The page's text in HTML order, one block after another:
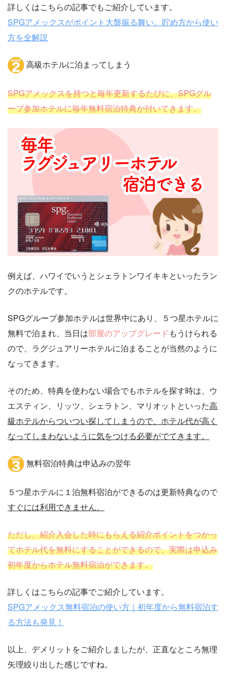
詳しくはこちらの記事でもご紹介しています。
SPGアメックスがポイント大盤振る舞い。貯め方から使い
方を全解説
高級ホテルに泊まってしまう
SPGアメックスを持つと毎年更新するたびに、SPGグル
ープ参加ホテルに毎年無料宿泊特典が付いてきます。
例えば、ハワイでいうとシェラトンワイキキといったラン
クのホテルです。
SPGグループ参加ホテルは世界中にあり、５つ星ホテルに
無料で泊まれ、当日は部屋のアップグレード もうけられる
ので、ラグジュアリーホテルに泊まることが当然のように
なってきます。
そのため、特典を使わない場合でもホテルを探す時は、ウ
エスティン、リッツ、シェラトン、マリオットといった高
級ホテルからついつい探してしまうので、ホテル代が高く
なってしまわないように気をつける必要がでてきます。
無料宿泊特典は申込みの翌年
５つ星ホテルに１泊無料宿泊ができるのは更新特典なので
すぐには利用できません。
ただし、紹介入会した時にもらえる紹介ポイントをつかっ
てホテル代を無料にすることができるので、実際は申込み
初年度からホテル無料宿泊ができます。
詳しくはこちらの記事でご紹介しています。
SPGアメックス無料宿泊の使い方｜初年度から無料宿泊す
る方法も発見！
以上、デメリットをご紹介しましたが、正直なところ無理
矢理絞り出した感じですね。